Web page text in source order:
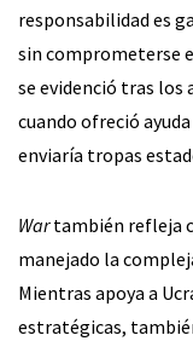
responsabilidad es
sin comprometerse
se evidenció tras los
cuando ofreció
enviaría tropas
Wartambién refleja
manejado la
Mientras apoya a
estratégicas,